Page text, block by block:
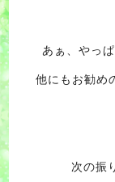
あぁ、やっ
他にもお勧め
次の振